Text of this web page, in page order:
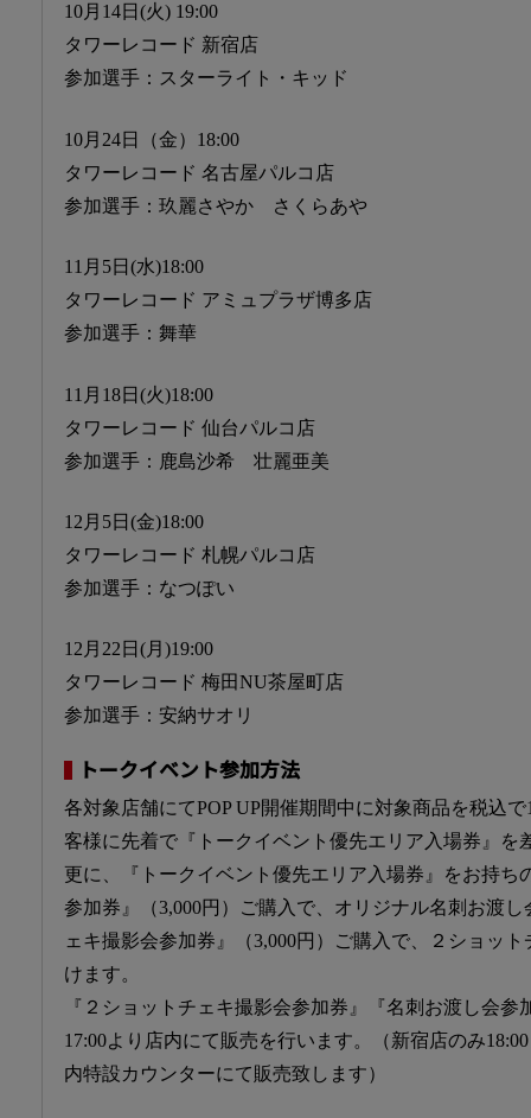
10月14日(火) 19:00
タワーレコード 新宿店
参加選手：スターライト・キッド
10月24日（金）18:00
タワーレコード 名古屋パルコ店
参加選手：玖麗さやか さくらあや
11月5日(水)18:00
タワーレコード アミュプラザ博多店
参加選手：舞華
11月18日(火)18:00
タワーレコード 仙台パルコ店
参加選手：鹿島沙希 壮麗亜美
12月5日(金)18:00
タワーレコード 札幌パルコ店
参加選手：なつぽい
12月22日(月)19:00
タワーレコード 梅田NU茶屋町店
参加選手：安納サオリ
トークイベント参加方法
各対象店舗にてPOP UP開催期間中に対象商品を税込
客様に先着で『トークイベント優先エリア入場券』を
更に、『トークイベント優先エリア入場券』をお持ち
参加券』（3,000円）ご購入で、オリジナル名刺お渡
ェキ撮影会参加券』（3,000円）ご購入で、２ショッ
けます。
『２ショットチェキ撮影会参加券』『名刺お渡し会
17:00より店内にて販売を行います。（新宿店のみ
内特設カウンターにて販売致します）